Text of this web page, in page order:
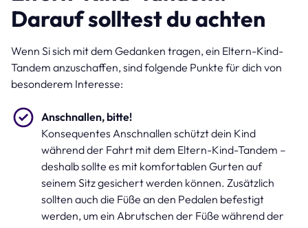
Darauf solltest du achten
Wenn Si sich mit dem Gedanken tragen, ein Eltern-Kind-
Tandem anzuschaffen, sind folgende Punkte für dich von
besonderem Interesse:
Anschnallen, bitte!
Konsequentes Anschnallen schützt dein Kind
während der Fahrt mit dem Eltern-Kind-Tandem –
deshalb sollte es mit komfortablen Gurten auf
seinem Sitz gesichert werden können. Zusätzlich
sollten auch die Füße an den Pedalen befestigt
werden, um ein Abrutschen der Füße während der